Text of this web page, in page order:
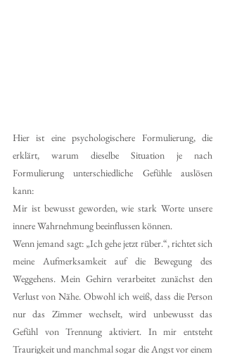
Hier ist eine psychologischere Formulierung, die
erklärt, warum dieselbe Situation je nach
Formulierung unterschiedliche Gefühle auslösen
kann:
Mir ist bewusst geworden, wie stark Worte unsere
innere Wahrnehmung beeinflussen können.
Wenn jemand sagt: „Ich gehe jetzt rüber.“, richtet sich
meine Aufmerksamkeit auf die Bewegung des
Weggehens. Mein Gehirn verarbeitet zunächst den
Verlust von Nähe. Obwohl ich weiß, dass die Person
nur das Zimmer wechselt, wird unbewusst das
Gefühl von Trennung aktiviert. In mir entsteht
Traurigkeit und manchmal sogar die Angst vor einem